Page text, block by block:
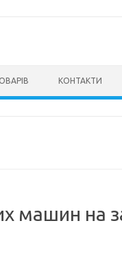
КОНТАКТИ
машин на